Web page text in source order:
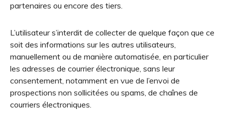
partenaires ou encore des tiers.
L’utilisateur s’interdit de collecter de quelque façon que ce
soit des informations sur les autres utilisateurs,
manuellement ou de manière automatisée, en particulier
les adresses de courrier électronique, sans leur
consentement, notamment en vue de l’envoi de
prospections non sollicitées ou spams, de chaînes de
courriers électroniques.